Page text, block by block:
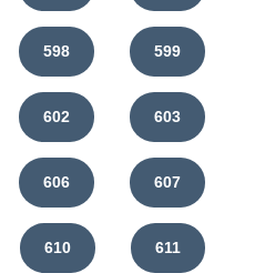
598 599
602 603
606 607
610 611